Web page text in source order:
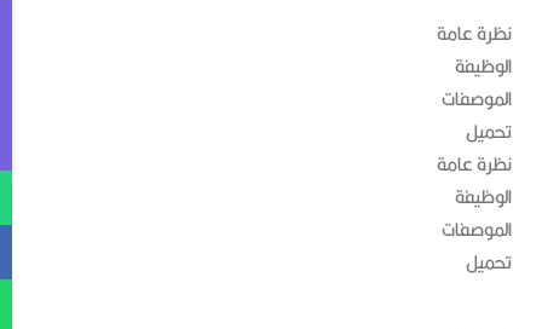
عامة
عامة